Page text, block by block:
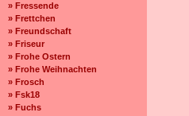
» Fressende
» Frettchen
» Freundschaft
» Friseur
» Frohe Ostern
» Frohe Weihnachten
» Frosch
» Fsk18
» Fuchs